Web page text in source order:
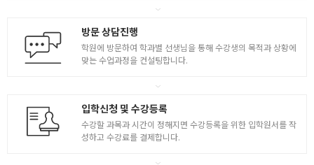
- 가변 레이아웃 구조 : flex
- 가변 사이즈를 계산하는 css함수들
- media query를 활용한 웹페이지 만들기
방문 상담진행
학원에 방문하여 학과별 선생님을 통해 수강생의 목적과 상황에
맞는 수업과정을 컨설팅합니다.
입학신청 및 수강등록
수강할 과목과 시간이 정해지면 수강등록을 위한 입학원서를 작
성하고 수강료를 결제합니다.